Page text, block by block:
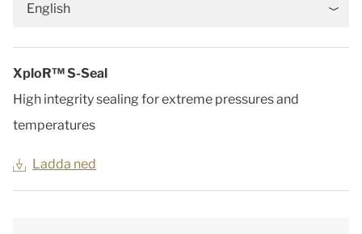
English
XploR™ S-Seal
High integrity sealing for extreme pressures and
temperatures
Ladda ned